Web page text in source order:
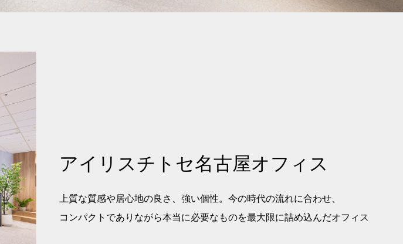
アイリスチトセ名古屋オフィス
上質な質感や居心地の良さ、強い個性。今の時代の流れに合わせ、
コンパクトでありながら本当に必要なものを最大限に詰め込んだオフィス